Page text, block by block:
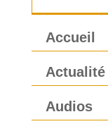
Accueil
Actualité
Audios